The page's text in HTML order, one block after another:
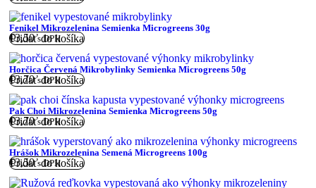
Fenikel Mikrozelenina Semienka Microgreens 30g
€3,50 s DPH
Pridať do košíka
Horčica Červená Mikrobylinky Semienka Microgreens 50g
€3,70 s DPH
Pridať do košíka
Pak Choi Mikrozelenina Semienka Microgreens 50g
€3,70 s DPH
Pridať do košíka
Hrášok Mikrozelenina Semená Microgreens 100g
€3,50 s DPH
Pridať do košíka